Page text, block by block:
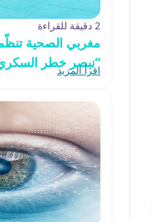
2 دقيقة للقراءة
مغربي الصحية
“نبصر خطر
اقرأ المزيد